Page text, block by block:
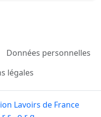
Données personnelles
légales
Lavoirs de France